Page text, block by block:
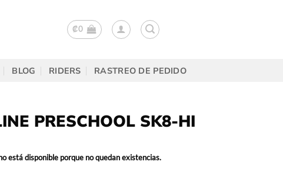
₡0
BLOG RIDERS RASTREO DE PEDIDO
PRESCHOOL SK8-HI
está disponible porque no quedan existencias.